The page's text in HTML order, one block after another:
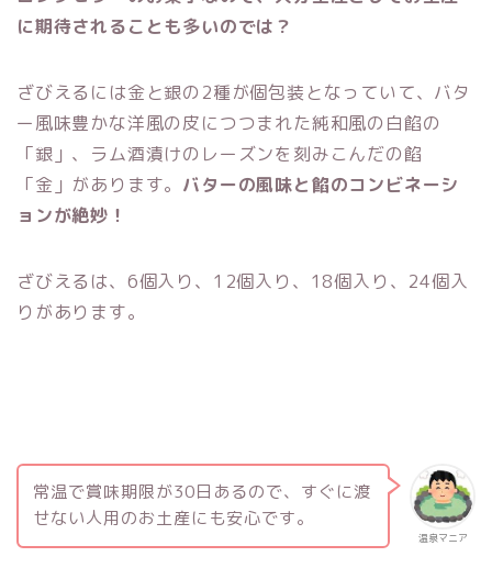
に期待されることも多いのでは？
ざびえるには金と銀の2種が個包装となっていて、バタ
ー風味豊かな洋風の皮につつまれた純和風の白餡の
「銀」、ラム酒漬けのレーズンを刻みこんだの餡
「金」があります。 バターの風味と餡のコンビネーシ
ョンが絶妙！
ざびえるは、6個入り、12個入り、18個入り、24個入
りがあります。
温泉マニア
常温で賞味期限が30日あるので、すぐに渡
せない人用のお土産にも安心です。